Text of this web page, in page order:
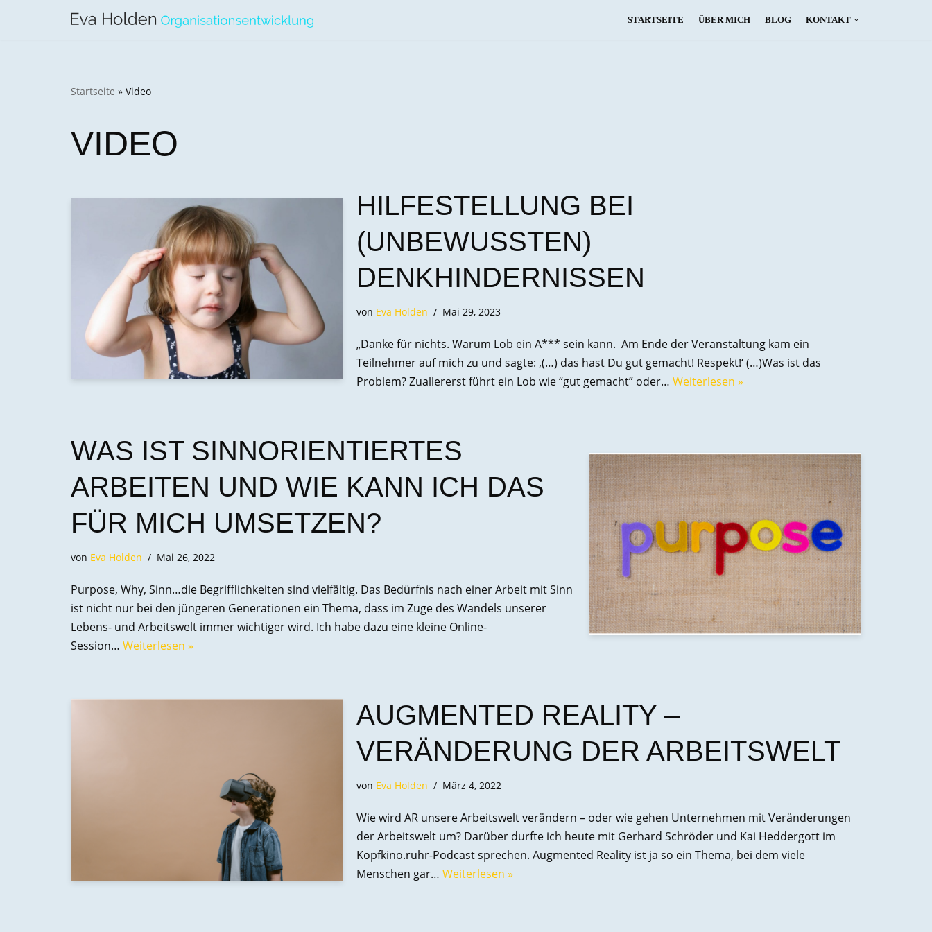
STARTSEITE ÜBER MICH BLOG KONTAKT
Startseite » Video
VIDEO
HILFESTELLUNG BEI
(UNBEWUSSTEN)
DENKHINDERNISSEN
von Eva Holden Mai 29, 2023
„Danke für nichts. Warum Lob ein A*** sein kann. Am Ende der Veranstaltung kam ein
Teilnehmer auf mich zu und sagte: ‚(…) das hast Du gut gemacht! Respekt!‘ (…)Was ist das
Problem? Zuallererst führt ein Lob wie “gut gemacht” oder… Weiterlesen »
WAS IST SINNORIENTIERTES
ARBEITEN UND WIE KANN ICH DAS
FÜR MICH UMSETZEN?
von Eva Holden Mai 26, 2022
Purpose, Why, Sinn…die Begrifflichkeiten sind vielfältig. Das Bedürfnis nach einer Arbeit mit Sinn
ist nicht nur bei den jüngeren Generationen ein Thema, dass im Zuge des Wandels unserer
Lebens- und Arbeitswelt immer wichtiger wird. Ich habe dazu eine kleine Online-
Session… Weiterlesen »
AUGMENTED REALITY –
VERÄNDERUNG DER ARBEITSWELT
von Eva Holden März 4, 2022
Wie wird AR unsere Arbeitswelt verändern – oder wie gehen Unternehmen mit Veränderungen
der Arbeitswelt um? Darüber durfte ich heute mit Gerhard Schröder und Kai Heddergott im
Kopfkino.ruhr-Podcast sprechen. Augmented Reality ist ja so ein Thema, bei dem viele
Menschen gar… Weiterlesen »